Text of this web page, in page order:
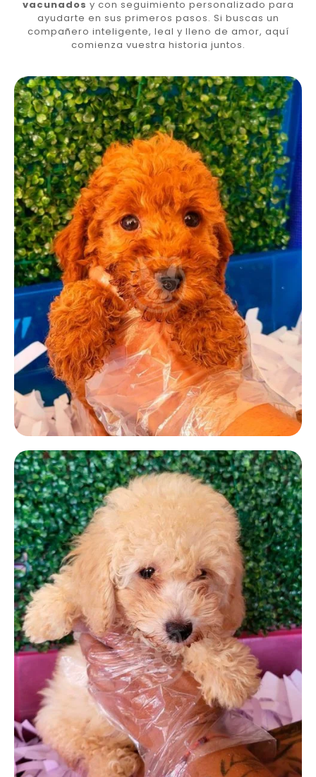
vacunados y con seguimiento personalizado para
ayudarte en sus primeros pasos. Si buscas un
compañero inteligente, leal y lleno de amor, aquí
comienza vuestra historia juntos.